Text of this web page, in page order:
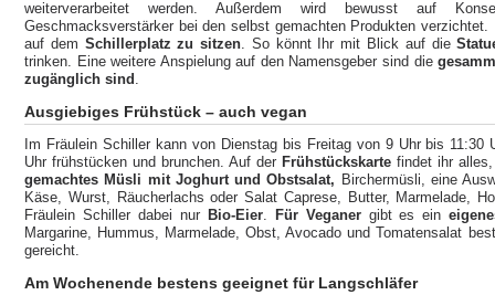
weiterverarbeitet werden. Außerdem wird bewusst auf
Geschmacksverstärker bei den selbst gemachten Produkten
auf dem Schillerplatz zu sitzen . So könnt Ihr mit Blick auf die
trinken. Eine weitere Anspielung auf den Namensgeber sind die
zugänglich sind
Ausgiebiges Frühstück – auch vegan
Im Fräulein Schiller kann von Dienstag bis Freitag von 9 Uhr bis 11:30
Uhr frühstücken und brunchen. Auf der Frühstückskarte findet ihr
gemachtes Müsli mit Joghurt und Obstsalat, Birchermüsli, eine
Käse, Wurst, Räucherlachs oder Salat Caprese, Butter, Marmelade,
Fräulein Schiller dabei nurBio-Eier. Für Veganergibt es ein
Margarine, Hummus, Marmelade, Obst, Avocado und Tomatensalat
gereicht.
Am Wochenende bestens geeignet für Langschläfer